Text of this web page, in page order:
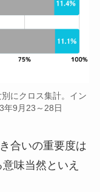
にクロス集計。イン
年9月23～28日
合いの重要度は
味当然といえ